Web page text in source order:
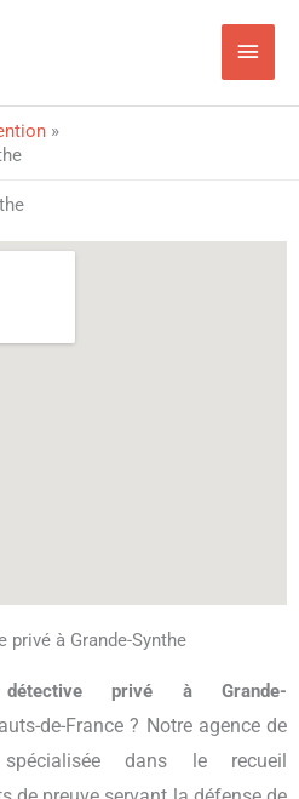
privé à Grande-Synthe
détective privé à Grande-
de-France ? Notre agence de
dans le recueil